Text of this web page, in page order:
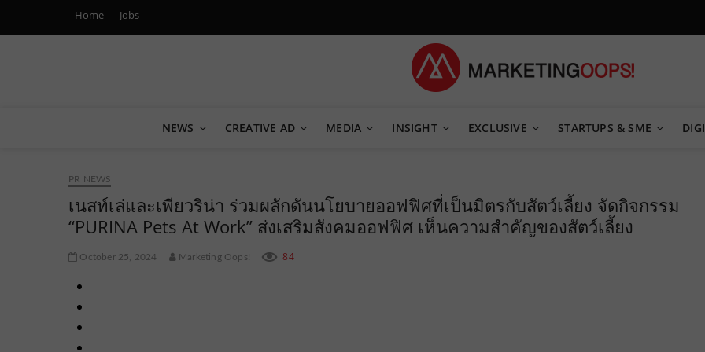
Home Jobs
Marketing Oops!
NEWS CREATIVE AD MEDIA INSIGHT EXCLUSIVE STARTUPS & SME
PR NEWS
เนสท์เล่และเพียวริน่า ร่วมผลักดันนโยบายออฟฟิศที่เป็นมิตรกับสัตว์เลี้ยง จัดกิจกรรม
“PURINA Pets At Work” ส่งเสริมสังคมออฟฟิศ เห็นความสำคัญของสัตว์เลี้ยง
October 25, 2024 Marketing Oops! 84